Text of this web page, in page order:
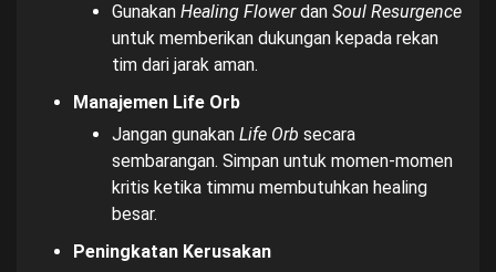
Gunakan Healing Flowerdan Soul Resurgence
untuk memberikan dukungan kepada rekan
tim dari jarak aman.
Manajemen Life Orb
Jangan gunakan Life Orb secara
sembarangan. Simpan untuk momen-momen
kritis ketika timmu membutuhkan healing
besar.
Peningkatan Kerusakan